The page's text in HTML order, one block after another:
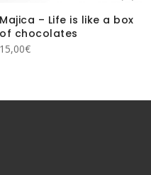
Majica – Life is like a box
of chocolates
15,00€